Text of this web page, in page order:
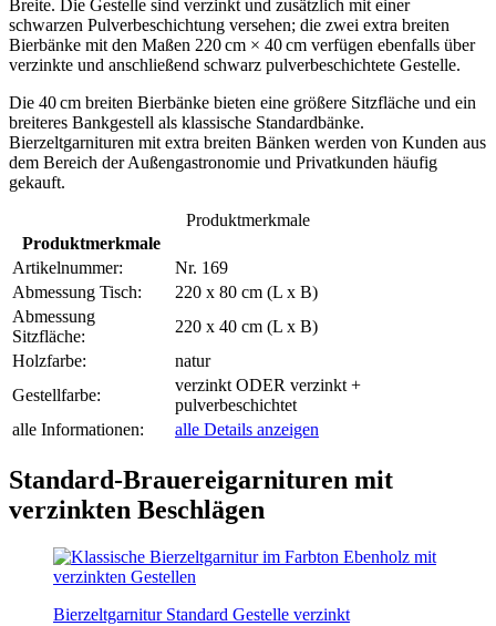
Breite. Die Gestelle sind verzinkt und zusätzlich mit einer
schwarzen Pulverbeschichtung versehen; die zwei extra breiten
Bierbänke mit den Maßen 220 cm × 40 cm verfügen ebenfalls über
verzinkte und anschließend schwarz pulverbeschichtete Gestelle.
Die 40 cm breiten Bierbänke bieten eine größere Sitzfläche und ein
breiteres Bankgestell als klassische Standardbänke.
Bierzeltgarnituren mit extra breiten Bänken werden von Kunden aus
dem Bereich der Außengastronomie und Privatkunden häufig
gekauft.
Produktmerkmale
Produktmerkmale
Artikelnummer:
Nr. 169
Abmessung Tisch:
220 x 80 cm (L x B)
Abmessung
Sitzfläche:
220 x 40 cm (L x B)
Holzfarbe:
natur
Gestellfarbe:
verzinkt ODER verzinkt +
pulverbeschichtet
alle Informationen:
alle Details anzeigen
Standard-Brauereigarnituren mit
verzinkten Beschlägen
Bierzeltgarnitur Standard Gestelle verzinkt